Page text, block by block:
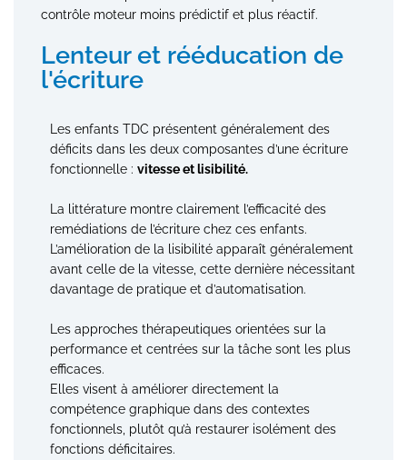
contrôle moteur moins prédictif et plus réactif.
Lenteur et rééducation de
l'écriture
Les enfants TDC présentent généralement des
déficits dans les deux composantes d’une écriture
fonctionnelle : vitesse et lisibilité.
La littérature montre clairement l’efficacité des
remédiations de l’écriture chez ces enfants.
L’amélioration de la lisibilité apparaît généralement
avant celle de la vitesse, cette dernière nécessitant
davantage de pratique et d’automatisation.
Les approches thérapeutiques orientées sur la
performance et centrées sur la tâche sont les plus
efficaces.
Elles visent à améliorer directement la
compétence graphique dans des contextes
fonctionnels, plutôt qu’à restaurer isolément des
fonctions déficitaires.